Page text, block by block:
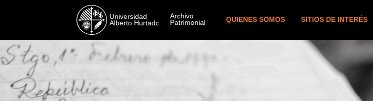
QUIENES SOMOS SITIOS DE INTERÉS